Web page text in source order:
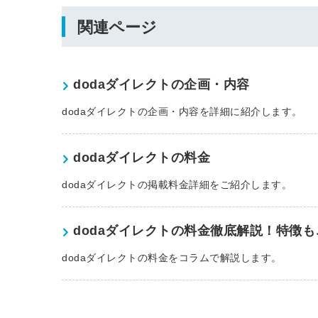
関連ページ
dodaダイレクトの企画・内容
dodaダイレクトの企画・内容を詳細に紹介します。
dodaダイレクトの料金
dodaダイレクトの掲載料金詳細をご紹介します。
dodaダイレクトの料金徹底解説！特徴
dodaダイレクトの料金をコラムで解説します。